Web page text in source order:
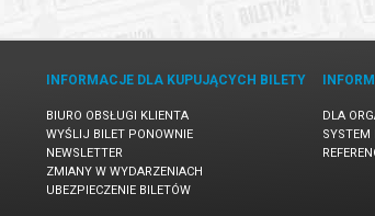
INFORMACJE DLA KUPUJĄCYCH BILETY
BIURO OBSŁUGI KLIENTA
WYŚLIJ BILET PONOWNIE
NEWSLETTER
ZMIANY W WYDARZENIACH
UBEZPIECZENIE BILETÓW
DLA
SYSTEM